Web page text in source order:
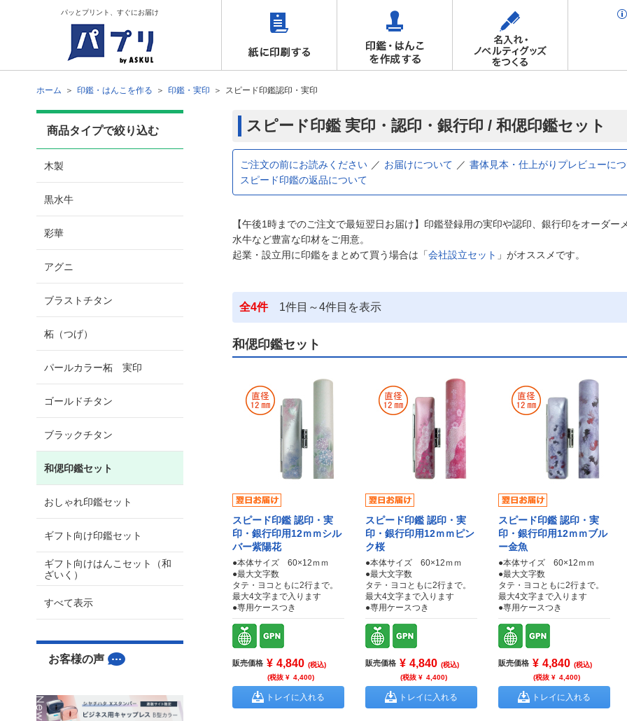
パッとプリント、すぐにお届け
ホーム 印鑑・はんこを作る 印鑑・実印 スピード印鑑認印・実印
商品タイプで絞り込む
木製
黒水牛
彩華
アグニ
ブラストチタン
柘（つげ）
パールカラー柘 実印
ゴールドチタン
ブラックチタン
和偲印鑑セット
おしゃれ印鑑セット
ギフト向け印鑑セット
ギフト向けはんこセット（和
ざいく）
すべて表示
お客様の声
スピード印鑑 実印・認印・銀行印 / 和偲印鑑セット
ご注文の前にお読みください お届けについて 書体見本・仕上がりプレビューに
スピード印鑑の返品について
【午後1時までのご注文で最短翌日お届け】印鑑登録用の実印や認印、銀行印をオーダ
水牛など豊富な印材をご用意。
起業・設立用に印鑑をまとめて買う場合は「会社設立セット 」がオススメです。
全4件 1件目～4件目を表示
和偲印鑑セット
スピード印鑑 認印・実
印・銀行印用12ｍｍシル
バー紫陽花
●本体サイズ 60×12ｍｍ
●最大文字数
タテ・ヨコともに2行まで。
最大4文字まで入ります
●専用ケースつき
販売価格 ¥ 4,840 (税込)
(税抜 ¥ 4,400)
トレイに入れる
スピード印鑑 認印・実
印・銀行印用12ｍｍピン
ク桜
●本体サイズ 60×12ｍｍ
●最大文字数
タテ・ヨコともに2行まで。
最大4文字まで入ります
●専用ケースつき
販売価格 ¥ 4,840 (税込)
(税抜 ¥ 4,400)
トレイに入れる
スピード印鑑 認印・実
印・銀行印用12ｍｍブル
ー金魚
●本体サイズ 60×12ｍｍ
●最大文字数
タテ・ヨコともに2行まで。
最大4文字まで入ります
●専用ケースつき
販売価格 ¥ 4,840 (税込)
(税抜 ¥ 4,400)
トレイに入れる